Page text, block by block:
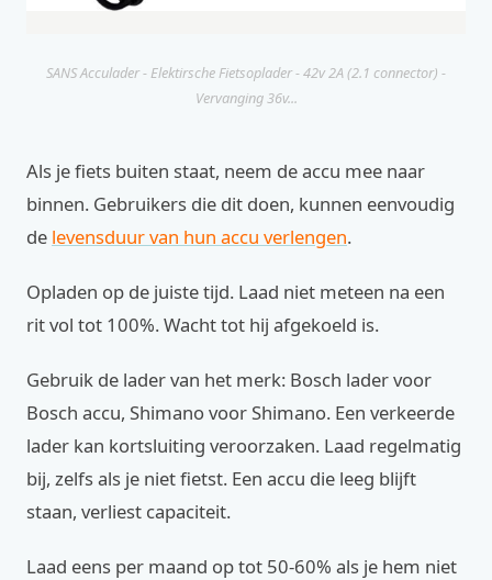
SANS Acculader - Elektirsche Fietsoplader - 42v 2A (2.1 connector) -
Vervanging 36v...
Als je fiets buiten staat, neem de accu mee naar
binnen. Gebruikers die dit doen, kunnen eenvoudig
de levensduur van hun accu verlengen.
Opladen op de juiste tijd. Laad niet meteen na een
rit vol tot 100%. Wacht tot hij afgekoeld is.
Gebruik de lader van het merk: Bosch lader voor
Bosch accu, Shimano voor Shimano. Een verkeerde
lader kan kortsluiting veroorzaken. Laad regelmatig
bij, zelfs als je niet fietst. Een accu die leeg blijft
staan, verliest capaciteit.
Laad eens per maand op tot 50-60% als je hem niet